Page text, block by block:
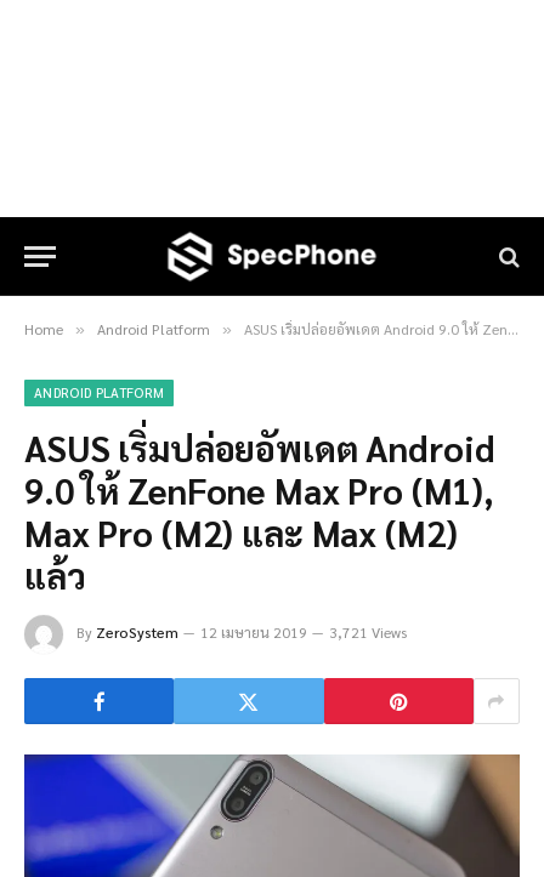
Home » Android Platform » ASUS เริ่มปล่อยอัพเดต Android 9.0 ให้ ZenFone Max Pro (M1), Max Pro (M2) และ Max (M2) แล้ว
ANDROID PLATFORM
ASUS เริ่มปล่อยอัพเดต Android
9.0 ให้ ZenFone Max Pro (M1),
Max Pro (M2) และ Max (M2)
แล้ว
By ZeroSystem 12 เมษายน 2019 3,721 Views